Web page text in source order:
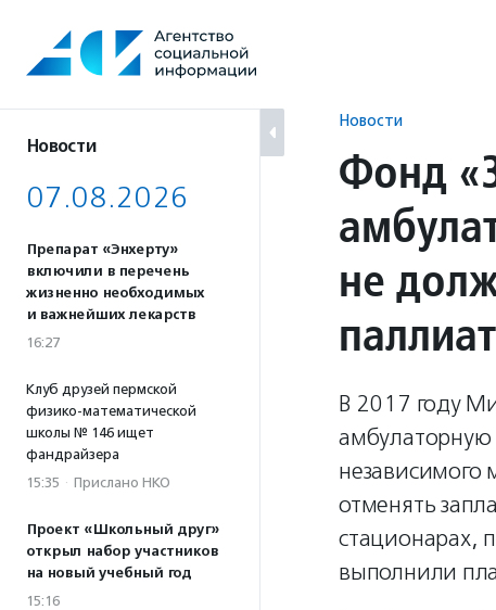
содержанию
Новости
07.08.2026
Препарат «Энхерту»
включили в перечень
жизненно необходимых
и важнейших лекарств
16:27
Клуб друзей пермской
физико-математической
школы № 146 ищет
фандрайзера
15:35 · Прислано НКО
Проект «Школьный друг»
открыл набор участников
на новый учебный год
15:16
Новости
Фонд
не
В 2017 году
независимого
отменять
стационарах,
выполнили